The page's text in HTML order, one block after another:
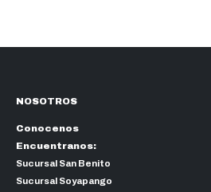
NOSOTROS
Conocenos
Encuentranos:
Sucursal San Benito
Sucursal Soyapango